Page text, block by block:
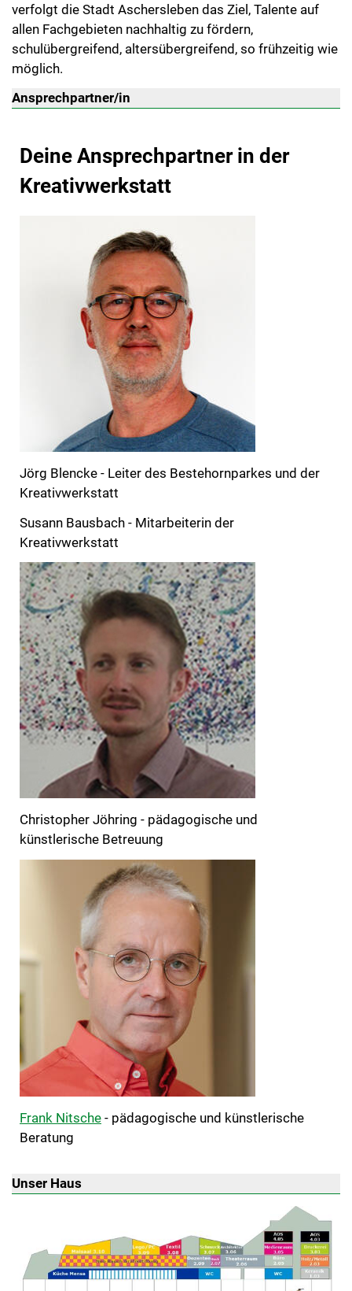
verfolgt die Stadt Aschersleben das Ziel, Talente auf
allen Fachgebieten nachhaltig zu fördern,
schulübergreifend, altersübergreifend, so frühzeitig wie
möglich.
Ansprechpartner/in
Deine Ansprechpartner in der
Kreativwerkstatt
Jörg Blencke - Leiter des Bestehornparkes und der
Kreativwerkstatt
Susann Bausbach - Mitarbeiterin der
Kreativwerkstatt
Christopher Jöhring - pädagogische und
künstlerische Betreuung
Frank Nitsche - pädagogische und künstlerische
Beratung
Unser Haus